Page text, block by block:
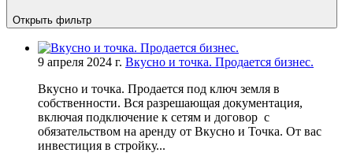
Открыть фильтр
9 апреля 2024 г. Вкусно и точка. Продается бизнес.
Вкусно и точка. Продается под ключ земля в
собственности. Вся разрешающая документация,
включая подключение к сетям и договор с
обязательством на аренду от Вкусно и Точка. От вас
инвестиция в стройку...